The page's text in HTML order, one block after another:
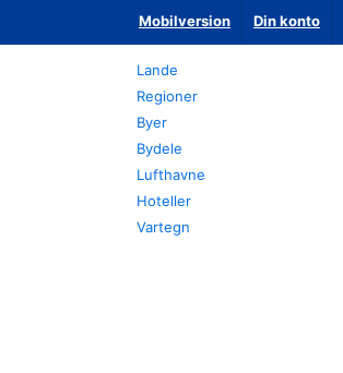
Mobilversion Din konto
Lande
Regioner
Byer
Bydele
Lufthavne
Hoteller
Vartegn